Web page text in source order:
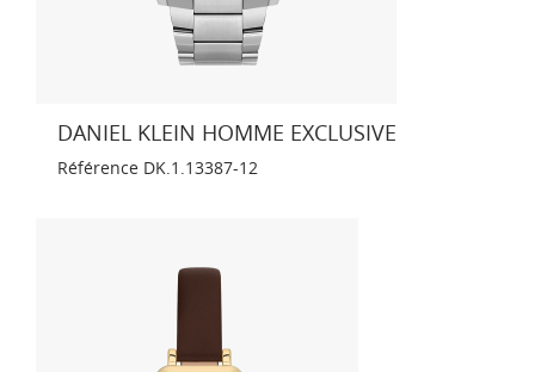
DANIEL KLEIN HOMME EXCLUSIVE
Référence DK.1.13387-12